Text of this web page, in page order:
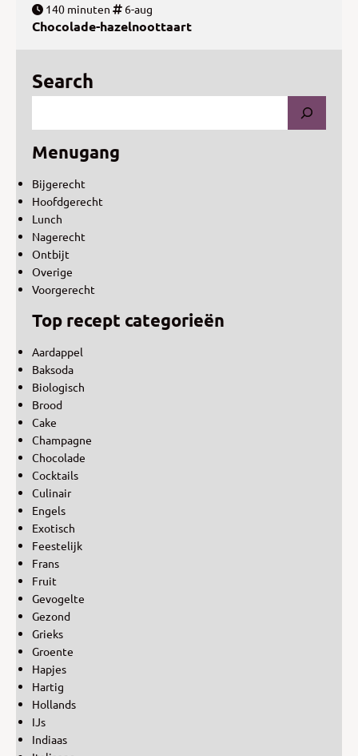
140 minuten 6-aug
Chocolade-hazelnoottaart
Search
Menugang
Bijgerecht
Hoofdgerecht
Lunch
Nagerecht
Ontbijt
Overige
Voorgerecht
Top recept categorieën
Aardappel
Baksoda
Biologisch
Brood
Cake
Champagne
Chocolade
Cocktails
Culinair
Engels
Exotisch
Feestelijk
Frans
Fruit
Gevogelte
Gezond
Grieks
Groente
Hapjes
Hartig
Hollands
IJs
Indiaas